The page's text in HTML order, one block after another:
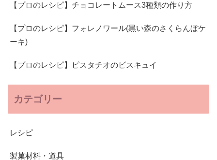
【プロのレシピ】チョコレートムース3種類の作り方
【プロのレシピ】フォレノワール(黒い森のさくらんぼケ
ーキ)
【プロのレシピ】ピスタチオのビスキュイ
カテゴリー
レシピ
製菓材料・道具